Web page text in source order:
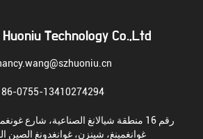
Technology Co.,Ltd
86-0755-13410274294
رقم 16 منطقة شيالانغ الصناعية، شارع
غوانغمينغ، شينزن، غوانغدونغ الصين